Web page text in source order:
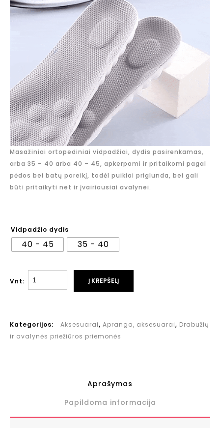
Masažiniai ortopediniai vidpadžiai, dydis pasirenkamas,
arba 35 – 40 arba 40 – 45, apkerpami ir pritaikomi pagal
pėdos bei batų poreikį, todėl puikiai priglunda, bei gali
būti pritaikyti net ir įvairiausiai avalynei.
Vidpadžio dydis
40 - 45 35 - 40
Vnt: Į KREPŠELĮ
Kategorijos: Aksesuarai, Apranga, aksesuarai, Drabužių
ir avalynės priežiūros priemonės
Aprašymas
Papildoma informacija